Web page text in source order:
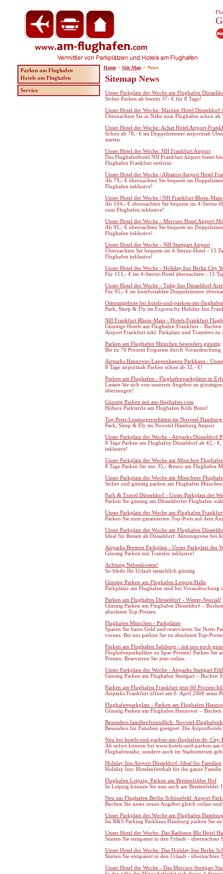
Sitemap News
Unser Parkplatz der Woche am Flughafen
Sicher Parken ab bereits 37- € für 8 Tage!
Unser Hotel der Woche: Maritim Hotel Düsseldorf
Übernachten Sie in Nähe zum Flughafen schon
Unser Hotel der Woche: Achat Hotel Airport-
Schon ab 78,- € im Doppelzimmer airportnah
starten.
Unser Hotel der Woche: NH Frankfurt Airport
Das Flughafenhotel NH Frankfurt Airport bietet
Flughafen Frankfurt entfernt.
Unser Hotel der Woche | Albatros Airport Hotel
Ab 79,- € übernachten Sie bequem im
Flughafen inklusive!
Unser Hotel der Woche | NH Frankfurt Rhein-Main
Ab 104,- € übernachten Sie bequem im 4-Sterne-
zum Flughafen inklusive!
Unser Hotel der Woche - Mercure Hotel Airport
Ab 91,- € übernachten Sie bequem im
Flughafen inklusive!
Unser Hotel der Woche - NH Stuttgart Airport
Übernachten Sie bequem im 4-Sterne-Hotel - 15
Flughafen inklusive!
Unser Hotel der Woche - Holiday Inn Berlin City
Für 111,- € im 4-Sterne-Hotel übernachten - 15
Unser Hotel der Woche - Tulip Inn Düsseldorf
Für 95,- € im komfortablen Doppelzimmer
Osterangebote bei hotels-und-parken-am-
Park, Sleep & Fly im Express by Holiday Inn
NH Frankfurt Rhein-Main - Hotels Frankfurt
Günstige Hotels am Flughafen Frankfurt –
Airport Frankfurt inkl. Parkplatz und Transfers zu
Parken am Flughafen München besonders günstig
Bis zu 70 Prozent Ersparnis durch Vorausbuchung
Airparks Hannover-Langenhagen Parkhaus -
8 Tage airportnah Parken schon ab 32,- €!
Parken am Flughafen - Flughafenparkplätze in
Lassen Sie sich von unserem Angebot an
überzeugen!
Günstig Parken mit am-flughafen.com
Höhere Parktarife am Flughafen Köln Bonn!
Top Preis-Leistungsverhätnis im Novotel
Park, Sleep & Fly im Novotel Hamburg Airport
Unser Parkplatz der Woche - Airparks Düsseldorf
8 Tage Parken am Flughafen Düsseldorf ab 42,-
inklusive!
Unser Parkplatz der Woche am München
8 Tage Parken für nur 35,- &euro am Flughafen
Unser Parkplatz der Woche am Münchner
Sicher und günstig parken am Flughafen
Park & Travel Düsseldorf - Unser Parkplatz der
Parken Sie günstig am Düsseldorfer Flughafen
Unser Parkplatz der Woche am Flughafen
Parken Sie zum garantierten Top-Preis auf dem
Unser Parkplatz der Woche am Flughafen
Ideal für Reisen ab Düsseldorf: Aktionspreise bei
Airparks Bremen Parkplatz - Unser Parkplatz der
Günstig Parken mit Transfer inklusive!
Achtung Nebenkosten!
So bleibt Ihr Urlaub tatsächlich günstig
Günstig Parken am Flughafen Leipzig/Halle
Parkplätze am Flughafen sind bei Vorausbuchung
Parken am Flughafen Düsseldorf - Winter-Special!
Günstig Parken am Flughafen Düsseldorf –
absoluten Top-Preisen.
Flughafen München - Parkplätze
Sparen Sie bares Geld und reservieren Sie Ihren
voraus. Bei uns parken Sie zu absoluten Top-
Parken am Flughafen Salzburg - mit uns noch
Flughafenparkplätze zu Spar-Preisen! Parken Sie
Preisen. Resevieren Sie jetzt online.
Unser Parkplatz der Woche - Airparks Stuttgart
Günstig Parken am Flughafen Stuttgart – Buchen
Parken am Flughafen Frankfurt jetzt 60 Prozent
Airparks Frankfurt öffnet am 6. April 2006 seine
Flughafenparkplatz - Parken am Flughafen
Günstig Parken am Flughafen Hannover –
Besonders familienfreundlich: Novotel-
Besonders für Familien geeignet: Die
Neu bei hotels-und-parken-am-flughafen.de: City-
Ab sofort können bei www.hotels-und-parken-
Flughafennähe, sondern auch im Stadtzentrum
Holiday Inn Airport Düsseldorf: Ideal für Familien
Holiday Inn: Hotelaufenthalt für die ganze Familie
Flughafen Leipzig: Parken am Breitenfelder Hof
In Leipzig können Sie nun auch am Breitenfelder
Neu am Flughafen Berlin-Schönefeld: Airport
Buchen Sie unser neues Angebot gleich online
Unser Parkplatz der Woche am Flughafen
Im R&S Parking Parkhaus Hamburg parken Sie
Unser Hotel der Woche: Das Radisson Blu Hotel
Starten Sie entspannt in den Urlaub -
Unser Hotel der Woche: Das Holiday Inn Berlin
Starten Sie entspannt in den Urlaub -
Unser Hotel der Woche - Das Mercure Stuttgart
Parken am Flughafen
Hotels am Flughafen
Service
Home > Site Map > News